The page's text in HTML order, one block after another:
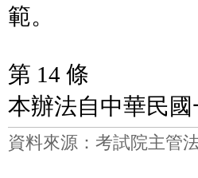
範。
第 14 條
本辦法自中華民
資料來源：考試院主管